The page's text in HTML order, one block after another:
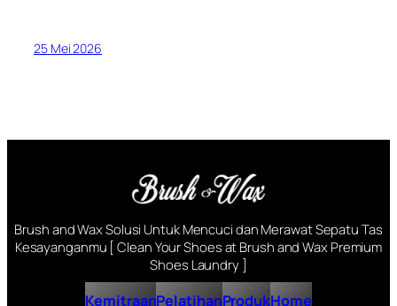
25 Mei 2026
Brush and Wax Solusi Untuk Mencuci dan Merawat Sepatu Tas
Kesayanganmu [ Clean Your Shoes at Brush and Wax Premium
Shoes Laundry ]
KemitraanPelatihanProdukHome